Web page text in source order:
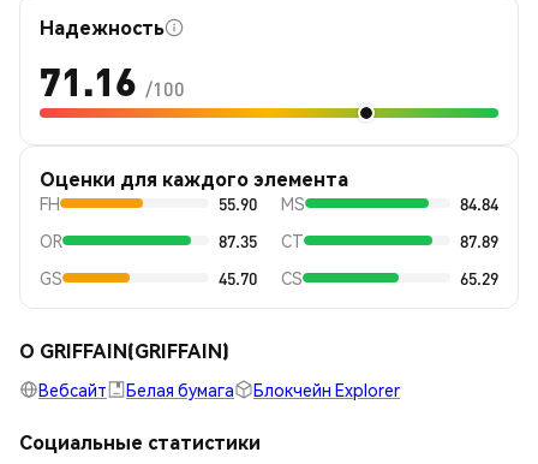
Надежность
71.16 /100
Оценки для каждого элемента
FH 55.90 MS
84.84
OR
87.35 CT
87.89
GS
45.70 CS 65.29
О GRIFFAIN(GRIFFAIN)
Вебсайт Белая бумага Блокчейн Explorer
Социальные статистики